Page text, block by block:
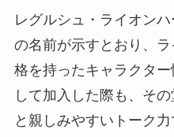
レグルシュ・ライオン
の名前が示すとおり、
格を持ったキャラクタ
して加入した際も、そ
と親しみやすいトーク